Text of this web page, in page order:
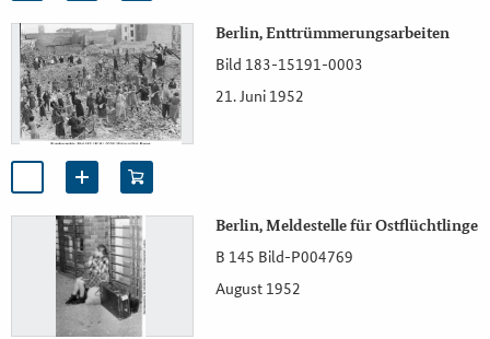
Berlin, Enttrümmerungsarbeiten
Bild 183-15191-0003
21. Juni 1952
Berlin, Meldestelle für Ostflüchtlinge
B 145 Bild-P004769
August 1952